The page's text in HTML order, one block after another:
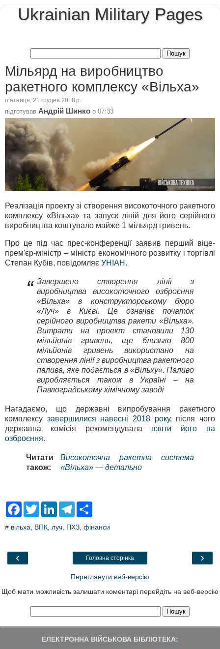
Ukrainian Military Pages
Мільярд на виробництво
ракетного комплексу «Вільха»
пʼятниця, 21 грудня 2018 р.
підготував Андрій Шинко о 07:33
Реалізація проекту зі створення високоточного ракетного
комплексу «Вільха» та запуск ліній для його серійного
виробництва коштувало майже 1 мільярд гривень.
Про це під час прес-конференції заявив перший віце-
прем'єр-міністр – міністр економічного розвитку і торгівлі
Степан Кубів, повідомляє УНІАН .
“ Завершено створення лінії з
виробництва високоточного озброєння
«Вільха» в конструкторському бюро
«Луч» в Києві. Це означає початок
серійного виробництва ракети «Вільха».
Витрати на проект становили 130
мільйонів гривень, ще близько 800
мільйонів гривень використано на
створення лінії з виробництва ракетного
палива, яке подається в «Вільху». Паливо
виробляється також в Україні – на
Павлоградському хімічному заводі
Нагадаємо, що державні випробування ракетного
комплексу завершилися навесні 2018 року, після чого
державна комісія рекомендувала взяти його на
озброєння.
Читати
також:
Високоточна ракетна система
«Вільха» — детально
F
e
o
T
t
L
k
T
e
a
r
# вільха ВПК луч ПХЗ фінанси
‹ ›
Головна сторінка
Переглянути веб-версію
Щоб мати можливість залишати коментарі перейдіть на веб-версію
ЕЛЕКТРОННА ВІЙСЬКОВА БІБЛІОТЕКА: